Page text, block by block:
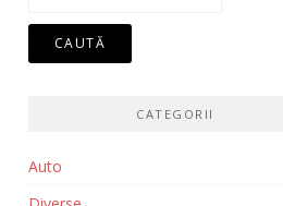
CATEGORII
Auto